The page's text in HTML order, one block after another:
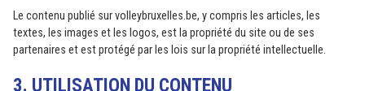
Le contenu publié sur volleybruxelles.be, y compris les articles, les
textes, les images et les logos, est la propriété du site ou de ses
partenaires et est protégé par les lois sur la propriété intellectuelle.
3. UTILISATION DU CONTENU